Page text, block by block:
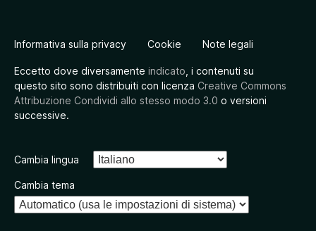
Informativa sulla privacy Cookie Note legali
Eccetto dove diversamente indicato , i contenuti su
questo sito sono distribuiti con licenza Creative Commons
Attribuzione Condividi allo stesso modo 3.0 o versioni
successive.
Cambia lingua
Cambia tema